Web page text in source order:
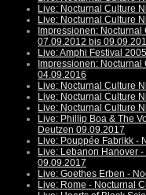
Live: Nocturnal Culture
Live: Nocturnal Culture
Impressionen:
07.09.2012 bis
Live: Amphi Festival
Impressionen:
04.09.2016
Live: Nocturnal Culture
Live: Nocturnal Culture
Live: Nocturnal Culture
Live: Phillip Boa & The
Deutzen 09.09.2017
Live: Pouppée Fabrikk -
Live: Lebanon Hanover
09.09.2017
Live: Goethes Erben -
Live: Rome - Nocturnal